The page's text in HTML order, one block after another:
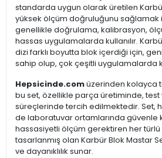
standarda uygun olarak üretilen
yüksek ölçüm doğruluğunu sağlamak
genellikle doğrulama, kalibrasyon,
hassas uygulamalarda kullanılır.
dizi farklı boyutta blok içerdiği için,
sahip olup, çok çeşitli uygulamalarda
Hepsicinde.comüzerinden kolayca
bu set, özellikle parça üretiminde,
süreçlerinde tercih edilmektedir. Set,
de laboratuvar ortamlarında güvenle
hassasiyetli ölçüm gerektiren her türlü
tasarlanmış olan Karbür Blok Mastar
ve dayanıklılık sunar.